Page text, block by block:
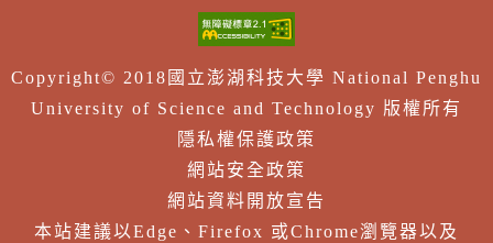
Copyright© 2018國立澎湖科技大學 National Penghu
University of Science and Technology 版權所有
隱私權保護政策
網站安全政策
網站資料開放宣告
本站建議以Edge、Firefox 或Chrome瀏覽器以及